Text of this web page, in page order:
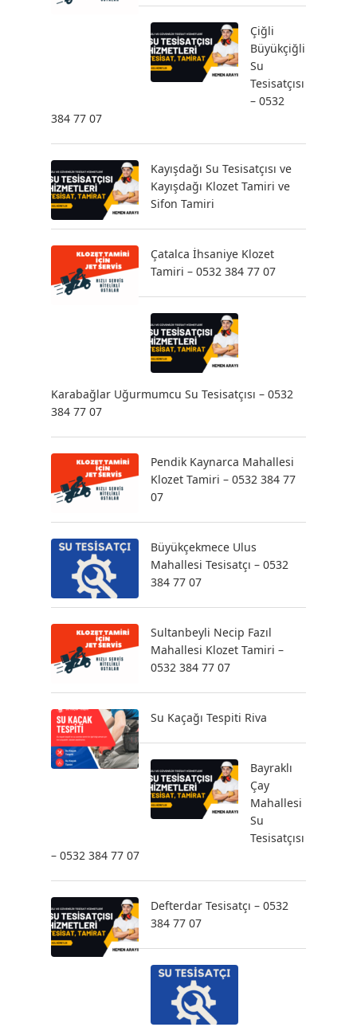
Çiğli
Büyükçiğli
Su
Tesisatçısı
– 0532
384 77 07
Kayışdağı Su Tesisatçısı ve
Kayışdağı Klozet Tamiri ve
Sifon Tamiri
Çatalca İhsaniye Klozet
Tamiri – 0532 384 77 07
Karabağlar Uğurmumcu Su Tesisatçısı – 0532
384 77 07
Pendik Kaynarca Mahallesi
Klozet Tamiri – 0532 384 77
07
Büyükçekmece Ulus
Mahallesi Tesisatçı – 0532
384 77 07
Sultanbeyli Necip Fazıl
Mahallesi Klozet Tamiri –
0532 384 77 07
Su Kaçağı Tespiti Riva
Bayraklı
Çay
Mahallesi
Su
Tesisatçısı
– 0532 384 77 07
Defterdar Tesisatçı – 0532
384 77 07